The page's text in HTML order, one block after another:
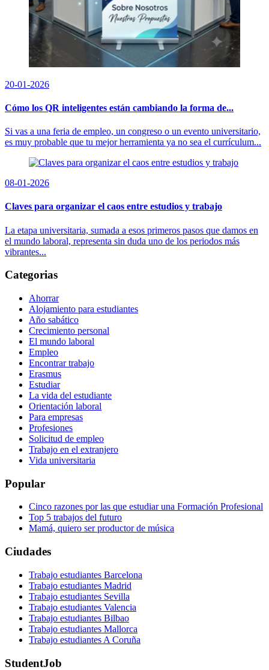
20-01-2026
Cómo los QR inteligentes están cambiando la forma de...
Si vas a una feria de empleo, un congreso o un evento universitario,
es muy probable que tu mejor herramienta ya no sea el currículum...
08-01-2026
Claves para organizar el caos entre estudios y trabajo
La etapa universitaria, sumada a esos primeros pasos que damos en
el mundo laboral, representa sin duda uno de los periodos más
vibrantes...
Categorias
Ahorrar
Alojamiento para estudiantes
Año sabático
Crecimiento personal
El mundo laboral
Empleo
Encontrar trabajo
Erasmus
Estudiar
La vida del estudiante
Orientación laboral
Para empresas
Profesiones
Solicitud de empleo
Trabajo en el extranjero
Vida universitaria
Popular
Cinco razones por las que estudiar una Formación Profesional
Top 5 trabajos del futuro
Mamá, quiero ser productor de música
Ciudades
Trabajo estudiantes Barcelona
Trabajo estudiantes Madrid
Trabajo estudiantes Sevilla
Trabajo estudiantes Valencia
Trabajo estudiantes Bilbao
Trabajo estudiantes Mallorca
Trabajo estudiantes A Coruña
StudentJob